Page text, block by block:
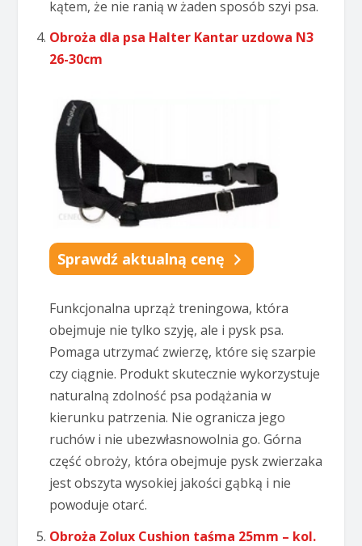
kątem, że nie ranią w żaden sposób szyi psa.
Obroża dla psa Halter Kantar uzdowa N3
26-30cm
Sprawdź aktualną cenę
Funkcjonalna uprząż treningowa, która
obejmuje nie tylko szyję, ale i pysk psa.
Pomaga utrzymać zwierzę, które się szarpie
czy ciągnie. Produkt skutecznie wykorzystuje
naturalną zdolność psa podążania w
kierunku patrzenia. Nie ogranicza jego
ruchów i nie ubezwłasnowolnia go. Górna
część obroży, która obejmuje pysk zwierzaka
jest obszyta wysokiej jakości gąbką i nie
powoduje otarć.
Obroża Zolux Cushion taśma 25mm – kol.